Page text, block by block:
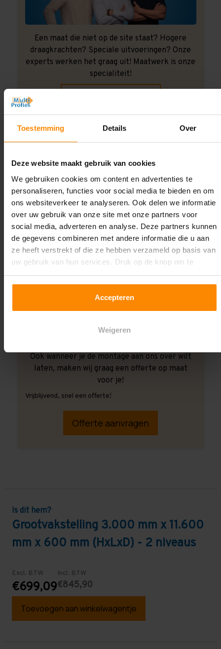
Toestemming Details Over
Deze website maakt gebruik van cookies
We gebruiken cookies om content en advertenties te
personaliseren, functies voor social media te bieden en om
ons websiteverkeer te analyseren. Ook delen we informatie
over uw gebruik van onze site met onze partners voor
social media, adverteren en analyse. Deze partners kunnen
de gegevens combineren met andere informatie die u aan
ze heeft verstrekt of die ze hebben verzameld op basis van
uw gebruik van hun services. Druk op de knop om te
accepteren!
Accepteren
Weigeren
Een maat die niet op de site staat? Hogere
draagkrachten? Speciale uitvoeringen? Onze
experts werken het graag uit! Maatwerk is onze
specialiteit!
Montage uitbesteden?
Ook wanneer je de montage aan ons over wilt
laten, maken wij graag een offerte op maat
voor je!
Vrijblijvend, snel een offerte!
Offerte aanvragen
Is dit hem?
Grootvakstelling 3.000 mm x 11.600
mm x 600 mm (HxLxD) - 2 niveaus
Excl. BTW
€699,09
Incl. BTW
€845,90
Toevoegen aan winkelwagentje